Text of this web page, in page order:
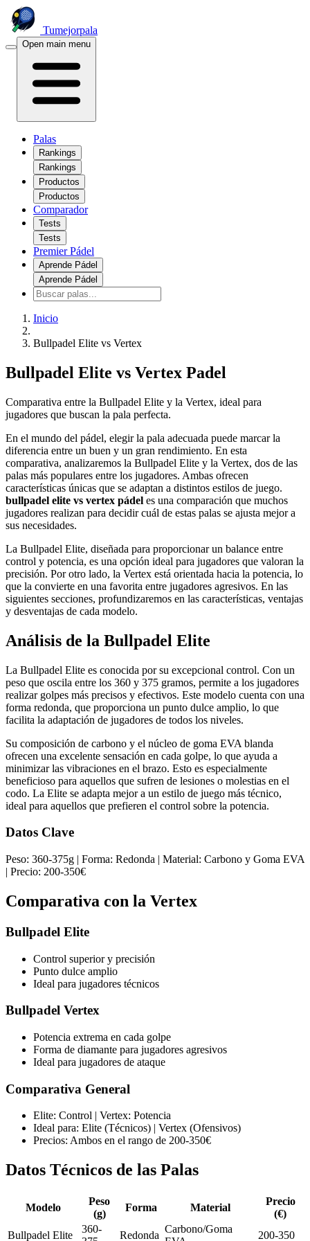
Tumejorpala
Open main menu
Palas
Rankings
Rankings
Productos
Productos
Comparador
Tests
Tests
Premier Pádel
Aprende Pádel
Aprende Pádel
Inicio
Bullpadel Elite vs Vertex
Bullpadel Elite vs Vertex Padel
Comparativa entre la Bullpadel Elite y la Vertex, ideal para
jugadores que buscan la pala perfecta.
En el mundo del pádel, elegir la pala adecuada puede marcar la
diferencia entre un buen y un gran rendimiento. En esta
comparativa, analizaremos la Bullpadel Elite y la Vertex, dos de las
palas más populares entre los jugadores. Ambas ofrecen
características únicas que se adaptan a distintos estilos de juego.
bullpadel elite vs vertex pádel es una comparación que muchos
jugadores realizan para decidir cuál de estas palas se ajusta mejor a
sus necesidades.
La Bullpadel Elite, diseñada para proporcionar un balance entre
control y potencia, es una opción ideal para jugadores que valoran la
precisión. Por otro lado, la Vertex está orientada hacia la potencia, lo
que la convierte en una favorita entre jugadores agresivos. En las
siguientes secciones, profundizaremos en las características, ventajas
y desventajas de cada modelo.
Análisis de la Bullpadel Elite
La Bullpadel Elite es conocida por su excepcional control. Con un
peso que oscila entre los 360 y 375 gramos, permite a los jugadores
realizar golpes más precisos y efectivos. Este modelo cuenta con una
forma redonda, que proporciona un punto dulce amplio, lo que
facilita la adaptación de jugadores de todos los niveles.
Su composición de carbono y el núcleo de goma EVA blanda
ofrecen una excelente sensación en cada golpe, lo que ayuda a
minimizar las vibraciones en el brazo. Esto es especialmente
beneficioso para aquellos que sufren de lesiones o molestias en el
codo. La Elite se adapta mejor a un estilo de juego más técnico,
ideal para aquellos que prefieren el control sobre la potencia.
Datos Clave
Peso: 360-375g | Forma: Redonda | Material: Carbono y Goma EVA
| Precio: 200-350€
Comparativa con la Vertex
Bullpadel Elite
Control superior y precisión
Punto dulce amplio
Ideal para jugadores técnicos
Bullpadel Vertex
Potencia extrema en cada golpe
Forma de diamante para jugadores agresivos
Ideal para jugadores de ataque
Comparativa General
Elite: Control | Vertex: Potencia
Ideal para: Elite (Técnicos) | Vertex (Ofensivos)
Precios: Ambos en el rango de 200-350€
Datos Técnicos de las Palas
Modelo
Peso
(g)
Forma Material
Precio
(€)
Bullpadel Elite
360-
Redonda
Carbono/Goma
200-350